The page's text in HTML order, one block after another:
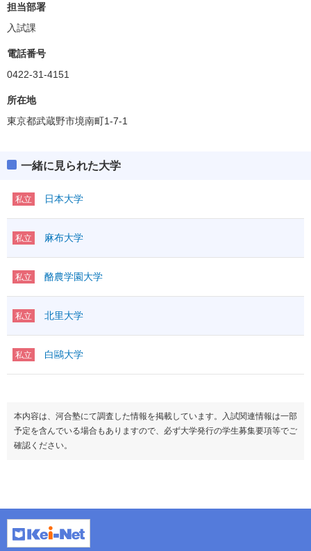
担当部署
入試課
電話番号
0422-31-4151
所在地
東京都武蔵野市境南町1-7-1
一緒に見られた大学
私立 日本大学
私立 麻布大学
私立 酪農学園大学
私立 北里大学
私立 白鷗大学
本内容は、河合塾にて調査した情報を掲載しています。入試関連情報は一部
予定を含んでいる場合もありますので、必ず大学発行の学生募集要項等でご
確認ください。